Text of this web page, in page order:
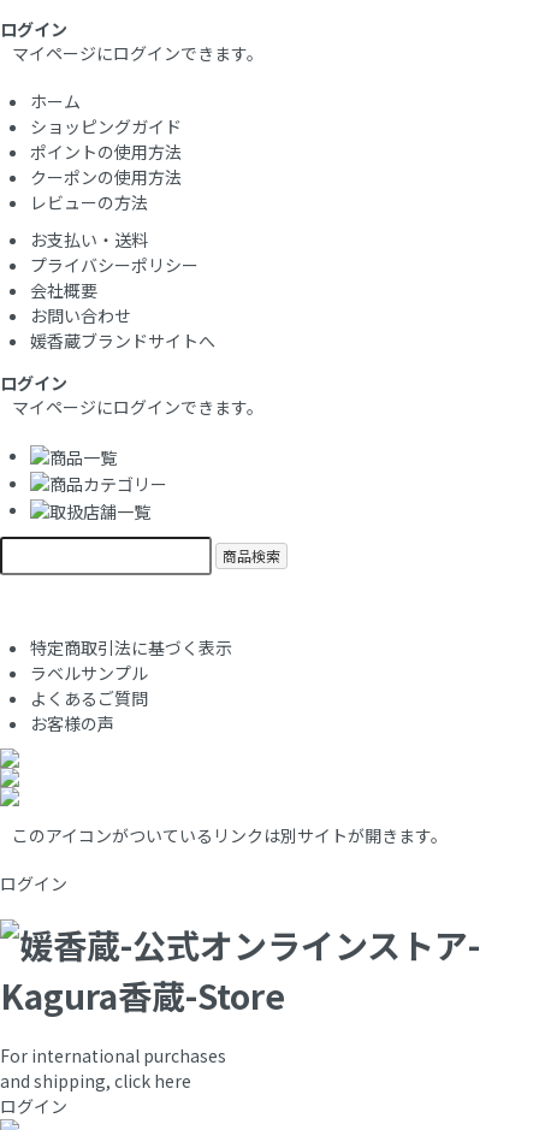
ログイン
マイページにログインできます。
ホーム
ショッピングガイド
ポイントの使用方法
クーポンの使用方法
レビューの方法
お支払い・送料
プライバシーポリシー
会社概要
お問い合わせ
媛香蔵ブランドサイトへ
ログイン
マイページにログインできます。
商品検索
特定商取引法に基づく表示
ラベルサンプル
よくあるご質問
お客様の声
このアイコンがついているリンクは別サイトが開きます。
ログイン
For international purchases
and shipping, click here
ログイン